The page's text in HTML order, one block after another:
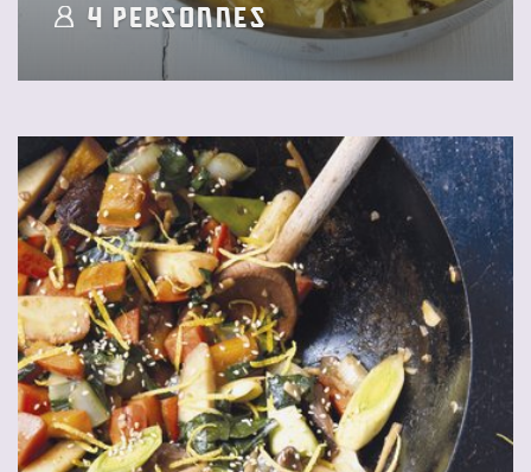
4 Personnes